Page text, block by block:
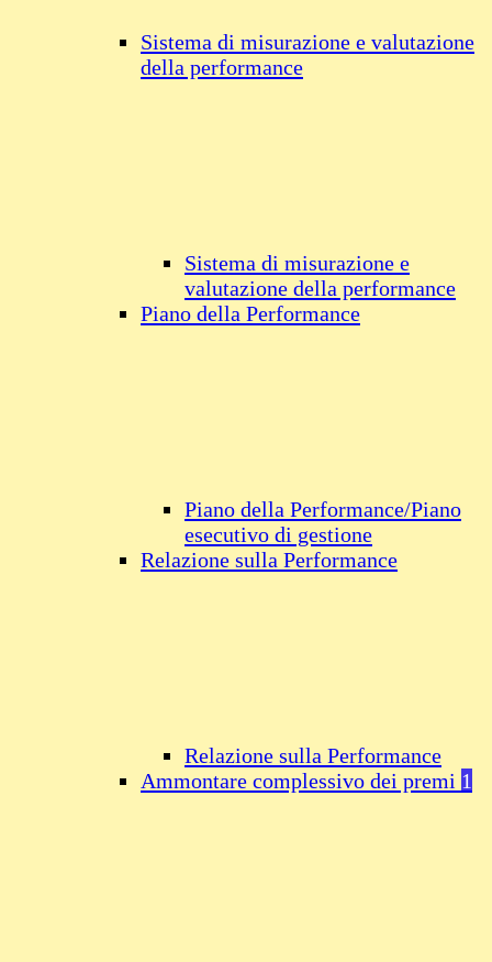
Sistema di misurazione e valutazione
della performance
Sistema di misurazione e
valutazione della performance
Piano della Performance
Piano della Performance/Piano
esecutivo di gestione
Relazione sulla Performance
Relazione sulla Performance
Ammontare complessivo dei premi 1